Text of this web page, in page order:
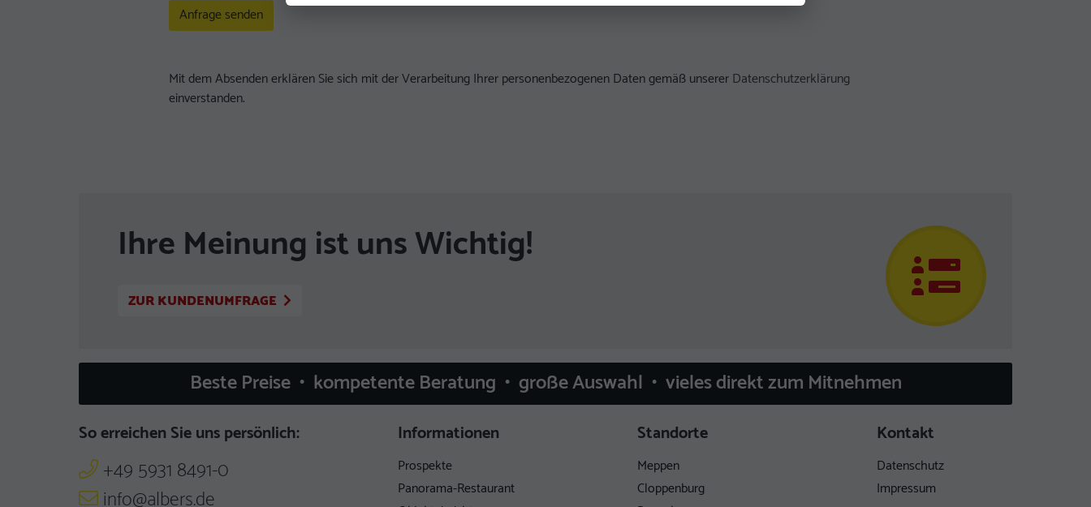
Mit dem Absenden erklären Sie sich mit der Verarbeitung Ihrer personenbezogenen Daten gemäß unsererDatenschutzerklärung
einverstanden.
Ihre Meinung ist uns Wichtig!
ZUR KUNDENUMFRAGE
Beste Preise • kompetente Beratung • große Auswahl • vieles direkt zum Mitnehmen
So erreichen Sie uns persönlich:
+49 5931 8491-0
info@albers.de
Informationen
Prospekte
Panorama-Restaurant
Standorte
Meppen
Cloppenburg
Kontakt
Datenschutz
Impressum